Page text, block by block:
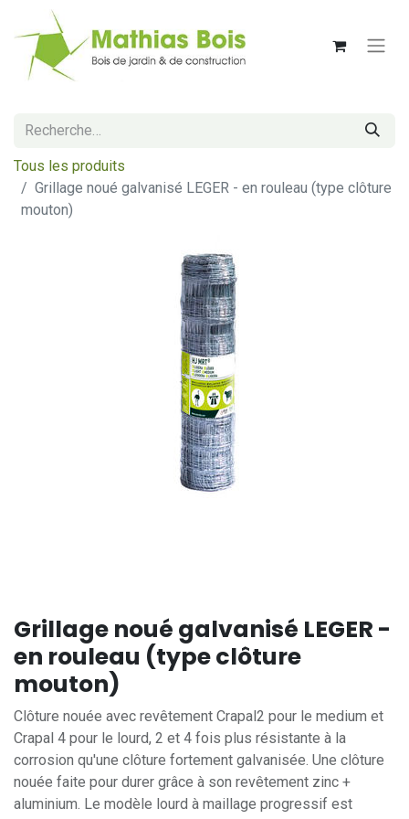
Tous les produits
Grillage noué galvanisé LEGER - en rouleau (type clôture
mouton)
Grillage noué galvanisé LEGER -
en rouleau (type clôture
mouton)
Clôture nouée avec revêtement Crapal2 pour le medium et
Crapal 4 pour le lourd, 2 et 4 fois plus résistante à la
corrosion qu'une clôture fortement galvanisée. Une clôture
nouée faite pour durer grâce à son revêtement zinc +
aluminium. Le modèle lourd à maillage progressif est